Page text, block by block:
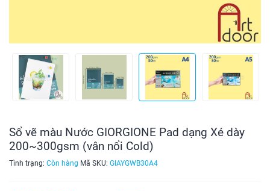
Sổ vẽ màu Nước GIORGIONE Pad dạng Xé dày
200~300gsm (vân nổi Cold)
Tình trạng: Còn hàng Mã SKU: GIAYGWB30A4